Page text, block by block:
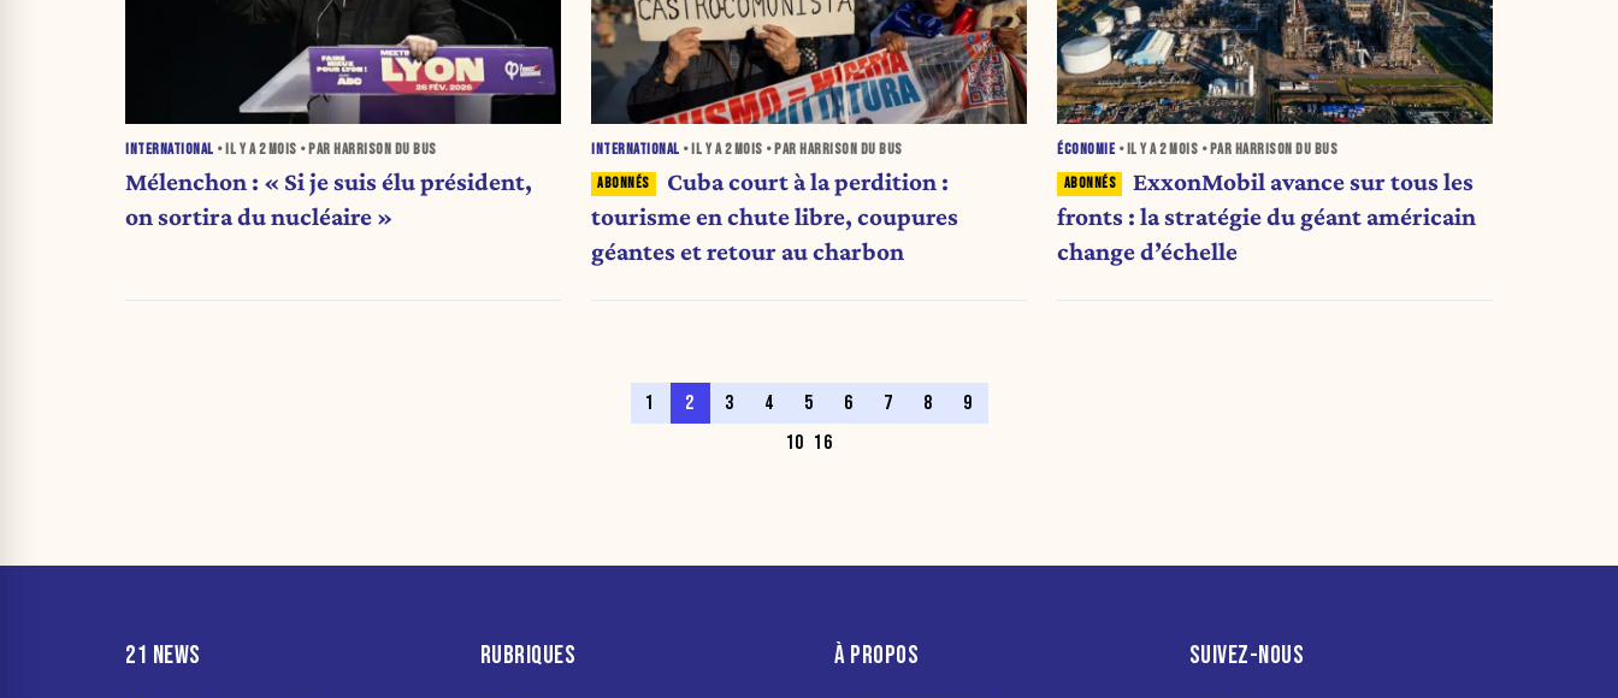
INTERNATIONAL • IL Y A2 MOIS • PAR HARRISON DU BUS
Mélenchon : « Si je suis élu président,
on sortira du nucléaire »
INTERNATIONAL • IL Y A2 MOIS • PAR HARRISON DU BUS
Cuba court à la perdition :
tourisme en chute libre, coupures
géantes et retour au charbon
ÉCONOMIE • IL Y A2 MOIS • PAR HARRISON DU BUS
ExxonMobil avance sur tous les
fronts : la stratégie du géant américain
change d’échelle
1 2 3 4 5 6 7 8
9
10 16
21 NEWS RUBRIQUES À PROPOS SUIVEZ-NOUS